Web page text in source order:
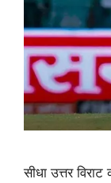
सीधा उत्तर